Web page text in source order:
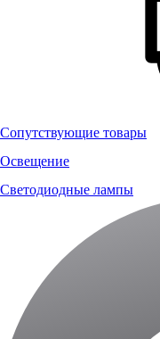
Сопутствующие товары
Освещение
Светодиодные лампы